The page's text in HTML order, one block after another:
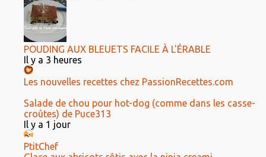
POUDING AUX BLEUETS FACILE À L'ÉRABLE
Il y a 3 heures
Les nouvelles recettes chez PassionRecettes.com
Salade de chou pour hot-dog (comme dans les casse-
croûtes) de Puce313
Il y a 1 jour
PtitChef